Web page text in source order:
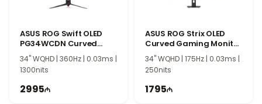
ASUS ROG Swift OLED
PG34WCDN Curved
Gaming Monitor
90LM0CU0-B01971
34" WQHD | 360Hz | 0.03ms |
1300nits
2995
ASUS ROG Strix OLED
Curved Gaming Monitor
XG34WCDG 90LM0B70-
B01171
34" WQHD | 175Hz | 0.03ms |
250nits
1795